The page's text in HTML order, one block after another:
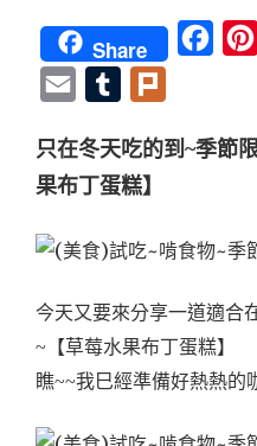
Share
Email Tumblr
只在冬天吃的到~季節
果布丁蛋糕】
今天又要來分享一道適合
~【草莓水果布丁蛋糕】
瞧~~我巳經準備好熱熱的